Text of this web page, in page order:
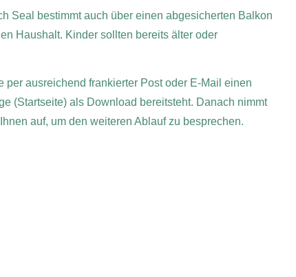
Seal bestimmt auch über einen abgesicherten Balkon
Haushalt. Kinder sollten bereits älter oder
ausreichend frankierter Post oder E-Mail einen
(Startseite) als Download bereitsteht. Danach nimmt
auf, um den weiteren Ablauf zu besprechen.